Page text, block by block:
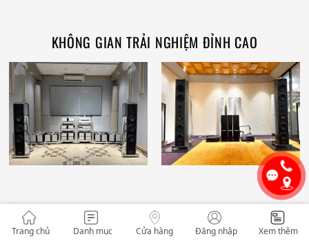
KHÔNG GIAN TRẢI NGHIỆM ĐỈNH CAO
ÂM THANH Hi-END
Đầu phát Hi-End / Đầu CD-SACD, Đầu Transports, Đầu Blu-ray, Mâm đĩa
Trang chủ Danh mục Cửa hàng Đăng nhập Xem thêm